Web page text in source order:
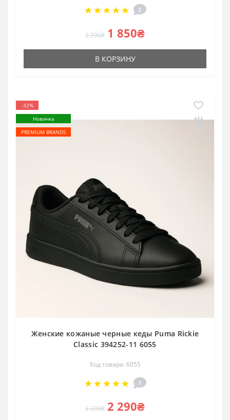
2
2 790₴ 1 850₴
В КОРЗИНУ
-32%
Новинка
PREMIUM BRANDS
Женские кожаные черные кеды Puma Rickie
Classic 394252-11 6055
Код товара: 6055
1
3 390₴ 2 290₴